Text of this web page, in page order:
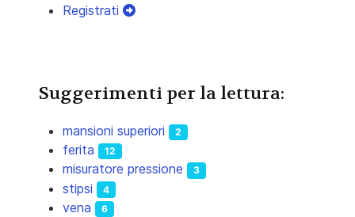
Registrati
Suggerimenti per la lettura:
mansioni superiori 2
ferita 12
misuratore pressione 3
stipsi 4
vena 6